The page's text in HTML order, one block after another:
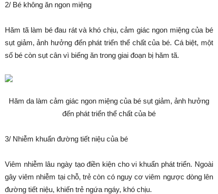
2/ Bé không ăn ngon miệng
Hăm tã làm bé đau rát và khó chịu, cảm giác ngon miệng của bé
sụt giảm, ảnh hưởng đến phát triển thể chất của bé. Cá biệt, một
số bé còn sụt cân vì biếng ăn trong giai đoạn bị hăm tã.
Hăm da làm cảm giác ngon miệng của bé sụt giảm, ảnh hưởng
đến phát triển thể chất của bé
3/ Nhiễm khuẩn đường tiết niệu của bé
Viêm nhiễm lâu ngày tạo điền kiện cho vi khuẩn phát triển. Ngoài
gây viêm nhiễm tại chỗ, trẻ còn có nguy cơ viêm ngược dòng lên
đường tiết niệu, khiến trẻ ngứa ngáy, khó chịu.